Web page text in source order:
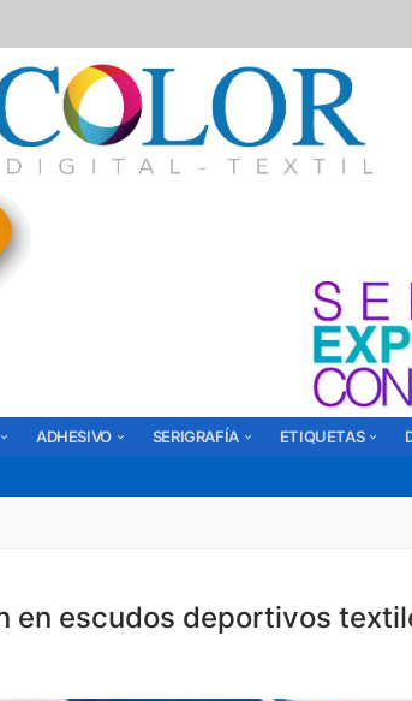
ADHESIVO SERIGRAFÍA ETIQUETAS
en escudos deportivos